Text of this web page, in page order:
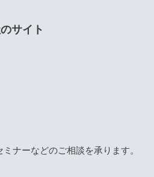
サイト
ナーなどのご相談を承ります。